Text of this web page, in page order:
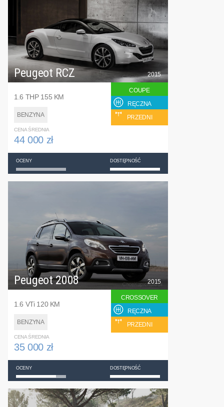
Peugeot RCZ
1.6 THP 155 KM
BENZYNA
2015
COUPE
RĘCZNA
PRZEDNI
CENA ŚREDNIA
44 000 zł
OCENY DOSTĘPNOŚĆ
Peugeot 2008
1.6 VTi 120 KM
BENZYNA
2015
CROSSOVER
RĘCZNA
PRZEDNI
CENA ŚREDNIA
35 000 zł
OCENY DOSTĘPNOŚĆ